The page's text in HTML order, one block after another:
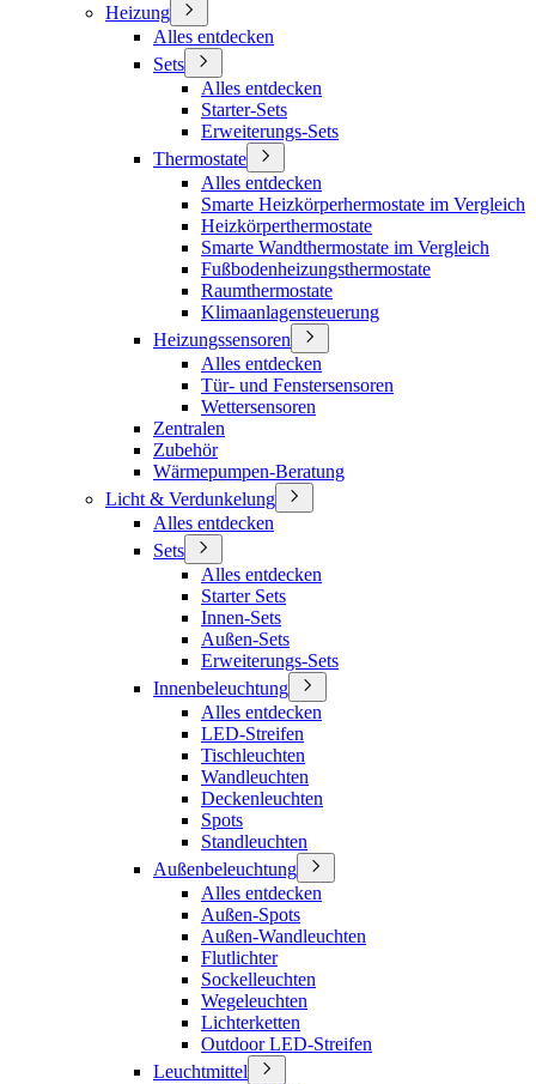
Heizung
Alles entdecken
Sets
Alles entdecken
Starter-Sets
Erweiterungs-Sets
Thermostate
Alles entdecken
Smarte Heizkörperhermostate im Vergleich
Heizkörperthermostate
Smarte Wandthermostate im Vergleich
Fußbodenheizungsthermostate
Raumthermostate
Klimaanlagensteuerung
Heizungssensoren
Alles entdecken
Tür- und Fenstersensoren
Wettersensoren
Zentralen
Zubehör
Wärmepumpen-Beratung
Licht & Verdunkelung
Alles entdecken
Sets
Alles entdecken
Starter Sets
Innen-Sets
Außen-Sets
Erweiterungs-Sets
Innenbeleuchtung
Alles entdecken
LED-Streifen
Tischleuchten
Wandleuchten
Deckenleuchten
Spots
Standleuchten
Außenbeleuchtung
Alles entdecken
Außen-Spots
Außen-Wandleuchten
Flutlichter
Sockelleuchten
Wegeleuchten
Lichterketten
Outdoor LED-Streifen
Leuchtmittel